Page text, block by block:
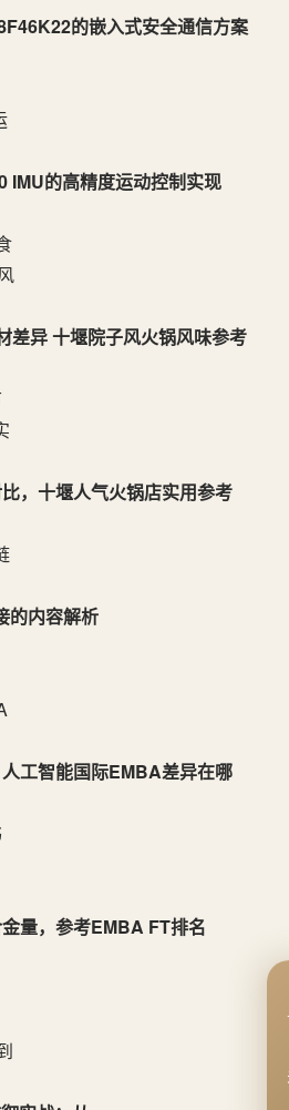
的嵌入式安全通信方案
IMU的高精度运动控制实现
差异 十堰院子风火锅风味参考
，十堰人气火锅店实用参考
的内容解析
工智能国际EMBA差异在哪
量，参考EMBA FT排名